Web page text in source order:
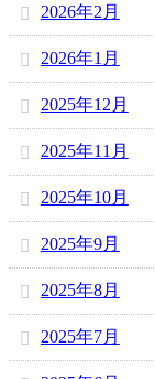
2026年2月
2026年1月
2025年12月
2025年11月
2025年10月
2025年9月
2025年8月
2025年7月